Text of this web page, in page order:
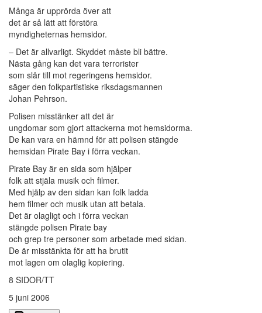
Många är upprörda över att
det är så lätt att förstöra
myndigheternas hemsidor.
– Det är allvarligt. Skyddet måste bli bättre.
Nästa gång kan det vara terrorister
som slår till mot regeringens hemsidor.
säger den folkpartistiske riksdagsmannen
Johan Pehrson.
Polisen misstänker att det är
ungdomar som gjort attackerna mot hemsidorma.
De kan vara en hämnd för att polisen stängde
hemsidan Pirate Bay i förra veckan.
Pirate Bay är en sida som hjälper
folk att stjäla musik och filmer.
Med hjälp av den sidan kan folk ladda
hem filmer och musik utan att betala.
Det är olagligt och i förra veckan
stängde polisen Pirate bay
och grep tre personer som arbetade med sidan.
De är misstänkta för att ha brutit
mot lagen om olaglig kopiering.
8 SIDOR/TT
5 juni 2006